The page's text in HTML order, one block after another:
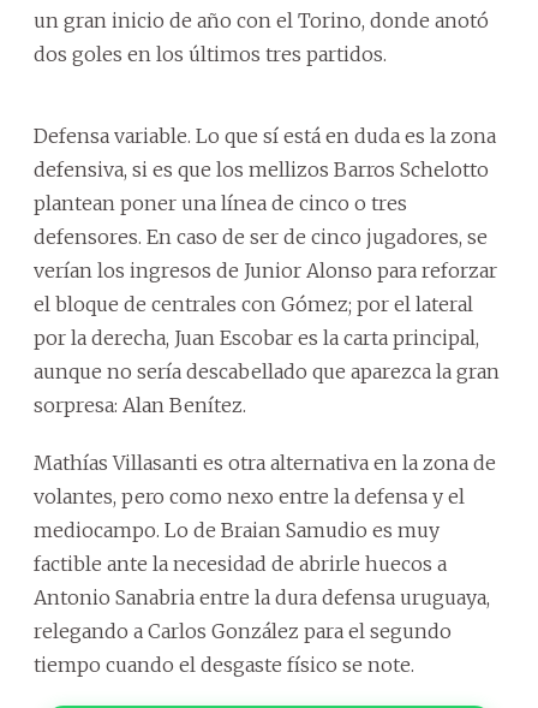
un gran inicio de año con el Torino, donde anotó
dos goles en los últimos tres partidos.
Defensa variable. Lo que sí está en duda es la zona
defensiva, si es que los mellizos Barros Schelotto
plantean poner una línea de cinco o tres
defensores. En caso de ser de cinco jugadores, se
verían los ingresos de Junior Alonso para reforzar
el bloque de centrales con Gómez; por el lateral
por la derecha, Juan Escobar es la carta principal,
aunque no sería descabellado que aparezca la gran
sorpresa: Alan Benítez.
Mathías Villasanti es otra alternativa en la zona de
volantes, pero como nexo entre la defensa y el
mediocampo. Lo de Braian Samudio es muy
factible ante la necesidad de abrirle huecos a
Antonio Sanabria entre la dura defensa uruguaya,
relegando a Carlos González para el segundo
tiempo cuando el desgaste físico se note.